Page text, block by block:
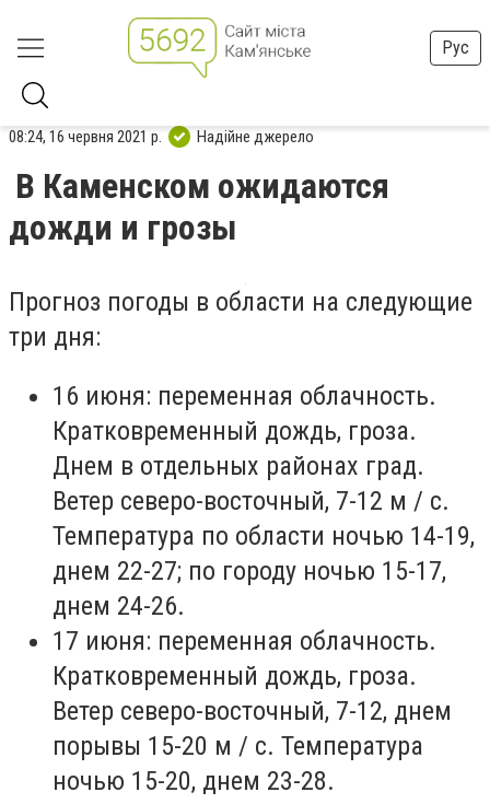
Рус
08:24, 16 червня 2021 р. Надійне джерело
В Каменском ожидаются
дожди и грозы
Прогноз погоды в области на следующие
три дня:
16 июня: переменная облачность.
Кратковременный дождь, гроза.
Днем в отдельных районах град.
Ветер северо-восточный, 7-12 м / с.
Температура по области ночью 14-19,
днем 22-27; по городу ночью 15-17,
днем 24-26.
17 июня: переменная облачность.
Кратковременный дождь, гроза.
Ветер северо-восточный, 7-12, днем
порывы 15-20 м / с. Температура
ночью 15-20, днем 23-28.